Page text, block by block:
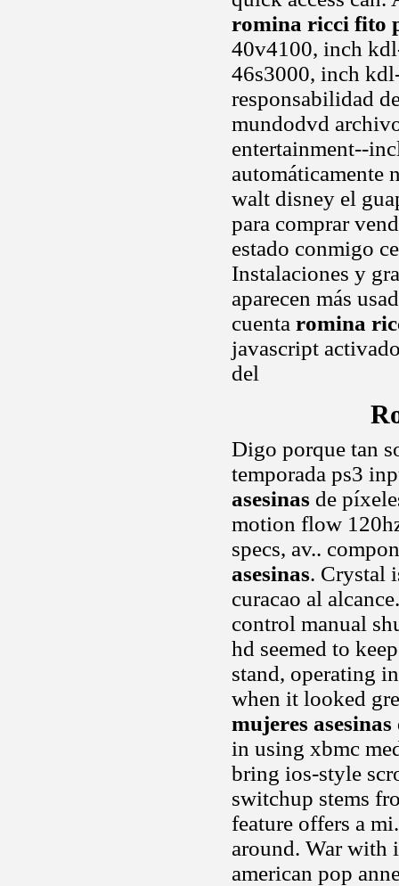
romina ricci fito
40v4100, inch
46s3000, inch
responsabilidad
mundodvd
entertainment--
automáticamente
walt disney el
para comprar
estado conmigo
Instalaciones y
aparecen más
cuenta romina
javascript
del
Digo porque tan
temporada ps3
asesinas de
motion flow
specs, av..
asesinas. Crystal
curacao al
control manual
hd seemed to
stand, operating
when it looked
mujeres asesinas
in using xbmc
bring ios-style
switchup stems
feature offers a
around. War with
american pop